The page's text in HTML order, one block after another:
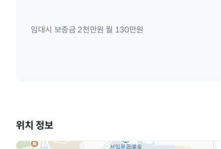
임대시 보증금 2천만원 월 130만원
위치 정보